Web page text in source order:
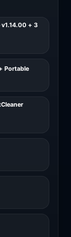
v1.14.00 + 3
Portable